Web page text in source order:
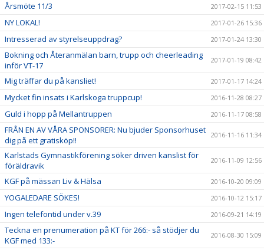
Årsmöte 11/3 2017-02-15 11:53
NY LOKAL! 2017-01-26 15:36
Intresserad av styrelseuppdrag? 2017-01-24 13:30
Bokning och Återanmälan barn, trupp och cheerleading
inför VT-17
2017-01-19 08:42
Mig träffar du på kansliet! 2017-01-17 14:24
Mycket fin insats i Karlskoga truppcup! 2016-11-28 08:27
Guld i hopp på Mellantruppen 2016-11-17 08:58
FRÅN EN AV VÅRA SPONSORER: Nu bjuder Sponsorhuset
dig på ett gratisköp!!
2016-11-16 11:34
Karlstads Gymnastikförening söker driven kanslist för
föräldravik
2016-11-09 12:56
KGF på mässan Liv & Hälsa 2016-10-20 09:09
YOGALEDARE SÖKES! 2016-10-12 15:17
Ingen telefontid under v.39 2016-09-21 14:19
Teckna en prenumeration på KT för 266:- så stödjer du
KGF med 133:-
2016-08-30 15:09